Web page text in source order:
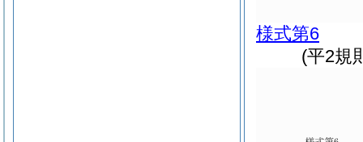
様式第6
(平2規